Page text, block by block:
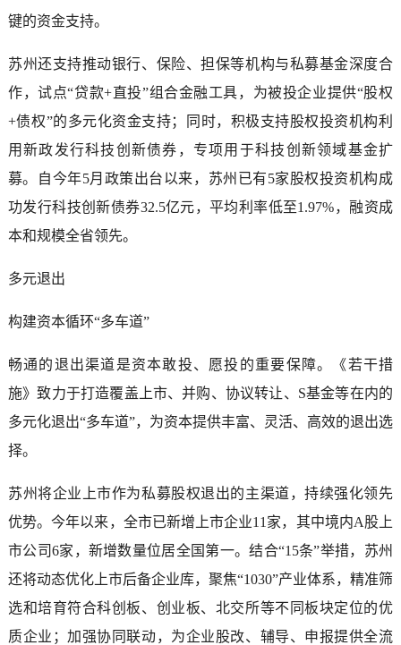
键的资金支持。
苏州还支持推动银行、保险、担保等机构与私募基金深度合
作，试点“贷款+直投”组合金融工具，为被投企业提供“股权
+债权”的多元化资金支持；同时，积极支持股权投资机构利
用新政发行科技创新债券，专项用于科技创新领域基金扩
募。自今年5月政策出台以来，苏州已有5家股权投资机构成
功发行科技创新债券32.5亿元，平均利率低至1.97%，融资成
本和规模全省领先。
多元退出
构建资本循环“多车道”
畅通的退出渠道是资本敢投、愿投的重要保障。《若干措
施》致力于打造覆盖上市、并购、协议转让、S基金等在内的
多元化退出“多车道”，为资本提供丰富、灵活、高效的退出选
择。
苏州将企业上市作为私募股权退出的主渠道，持续强化领先
优势。今年以来，全市已新增上市企业11家，其中境内A股上
市公司6家，新增数量位居全国第一。结合“15条”举措，苏州
还将动态优化上市后备企业库，聚焦“1030”产业体系，精准筛
选和培育符合科创板、创业板、北交所等不同板块定位的优
质企业；加强协同联动，为企业股改、辅导、申报提供全流